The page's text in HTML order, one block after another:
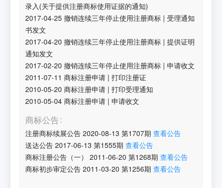
录入(关于提供注册商标使用证据的通知)
2017-04-25 撤销连续三年停止使用注册商标 |受理通知
书发文
2017-04-20 撤销连续三年停止使用注册商标 |提供证明
通知发文
2017-02-20 撤销连续三年停止使用注册商标 |申请收文
2011-07-11 商标注册申请 |打印注册证
2010-05-20 商标注册申请 |打印受理通知
2010-05-04 商标注册申请 |申请收文
商标公告
注册商标续展公告 2020-08-13 第1707期 查看公告
送达公告 2017-06-13 第1555期 查看公告
商标注册公告（一）
2011-06-20 第1268期 查看公告
商标初步审定公告 2011-03-20 第1256期 查看公告